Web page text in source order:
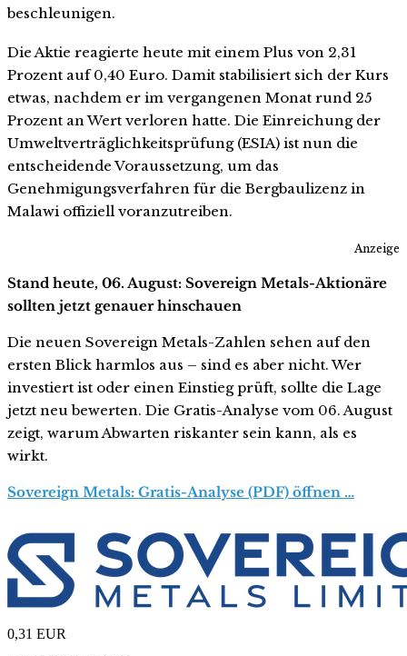
beschleunigen.
Die Aktie reagierte heute mit einem Plus von 2,31
Prozent auf 0,40 Euro. Damit stabilisiert sich der Kurs
etwas, nachdem er im vergangenen Monat rund 25
Prozent an Wert verloren hatte. Die Einreichung der
Umweltverträglichkeitsprüfung (ESIA) ist nun die
entscheidende Voraussetzung, um das
Genehmigungsverfahren für die Bergbaulizenz in
Malawi offiziell voranzutreiben.
Anzeige
Stand heute, 06. August: Sovereign Metals-Aktionäre
sollten jetzt genauer hinschauen
Die neuen Sovereign Metals-Zahlen sehen auf den
ersten Blick harmlos aus – sind es aber nicht. Wer
investiert ist oder einen Einstieg prüft, sollte die Lage
jetzt neu bewerten. Die Gratis-Analyse vom 06. August
zeigt, warum Abwarten riskanter sein kann, als es
wirkt.
Sovereign Metals: Gratis-Analyse (PDF) öffnen …
0,31 EUR